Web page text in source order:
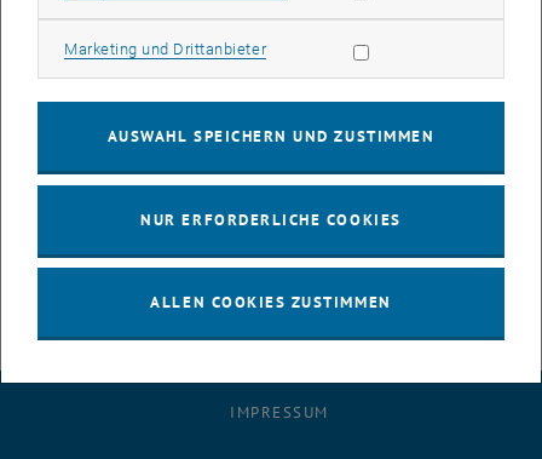
Die Fragestunde findet Montags, 09h05 bis 09h50 außer am
20.1.2025 immer im Sem.R. DA grün 02 A - GEO statt. Am
Skripten, die zur Vorlesung passen. Man suche z.B. nach Analysis.
anderen Blickwinkel betrachten. Außerdem finden Sie dort auch
IMPRESSUM
Marketing und DrittanbieterMarketing Cookies zulassen
AUSWAHL SPEICHERN UND ZUSTIMMEN
NUR ERFORDERLICHE COOKIES
ALLEN COOKIES ZUSTIMMEN